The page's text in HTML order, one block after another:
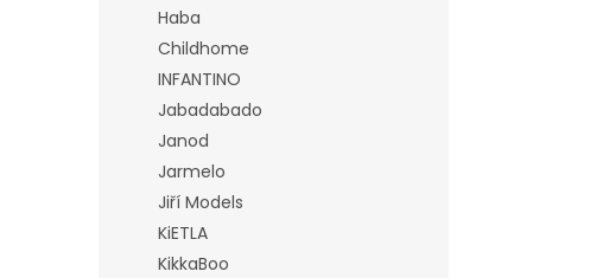
Haba
Childhome
INFANTINO
Jabadabado
Janod
Jarmelo
Jiří Models
KiETLA
KikkaBoo